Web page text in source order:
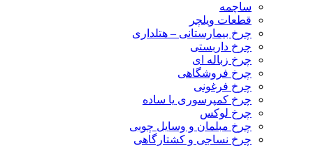
ساچمه
قطعات ویلچر
چرخ بیمارستانی – هتلداری
چرخ داربستی
چرخ زباله ای
چرخ فروشگاهی
چرخ فرغونی
چرخ کمپرسوری یا ساده
چرخ لوکس
چرخ مبلمان و وسایل چوبی
چرخ نساجی و کشتارگاهی